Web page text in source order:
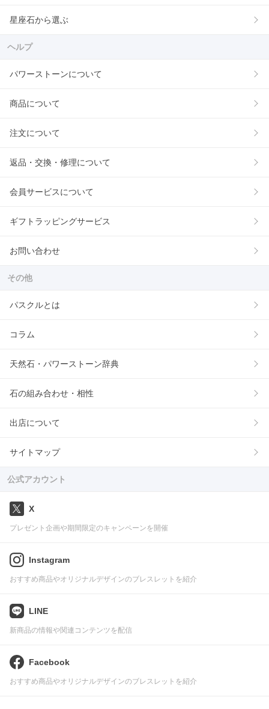
星座石から選ぶ
ヘルプ
パワーストーンについて
商品について
注文について
返品・交換・修理について
会員サービスについて
ギフトラッピングサービス
お問い合わせ
その他
パスクルとは
コラム
天然石・パワーストーン辞典
石の組み合わせ・相性
出店について
サイトマップ
公式アカウント
X
プレゼント企画や期間限定のキャンペーンを開催
Instagram
おすすめ商品やオリジナルデザインのブレスレットを紹介
LINE
新商品の情報や関連コンテンツを配信
Facebook
おすすめ商品やオリジナルデザインのブレスレットを紹介